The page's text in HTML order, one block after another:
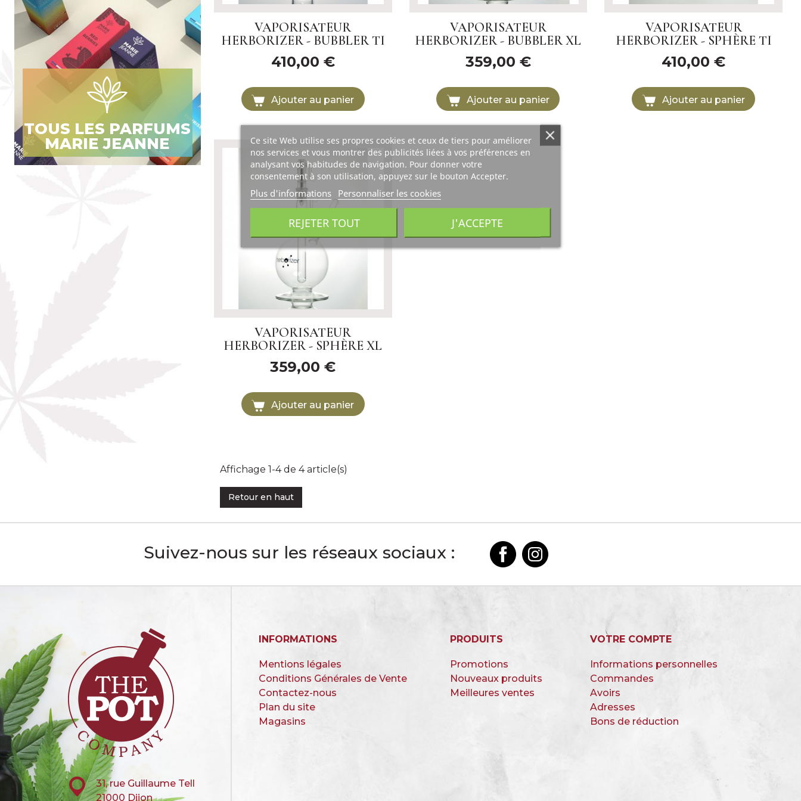
TOUS LES PARFUMS
MARIE JEANNE
VAPORISATEUR
HERBORIZER - BUBBLER TI
410,00 €
Ajouter au panier
VAPORISATEUR
HERBORIZER - BUBBLER XL
359,00 €
Ajouter au panier
VAPORISATEUR
HERBORIZER - SPHÈRE TI
410,00 €
Ajouter au panier
VAPORISATEUR
HERBORIZER - SPHÈRE XL
359,00 €
Ajouter au panier
Affichage 1-4 de 4 article(s)
Retour en haut
Suivez-nous sur les réseaux sociaux :
31, rue Guillaume Tell
21000 Dijon
INFORMATIONS
Mentions légales
Conditions Générales de Vente
Contactez-nous
Plan du site
Magasins
PRODUITS
Promotions
Nouveaux produits
Meilleures ventes
VOTRE COMPTE
Informations personnelles
Commandes
Avoirs
Adresses
Bons de réduction
Ce site Web utilise ses propres cookies et ceux de tiers pour améliorer
nos services et vous montrer des publicités liées à vos préférences en
analysant vos habitudes de navigation. Pour donner votre
consentement à son utilisation, appuyez sur le bouton Accepter.
Plus d'informations Personnaliser les cookies
REJETER TOUT J'ACCEPTE